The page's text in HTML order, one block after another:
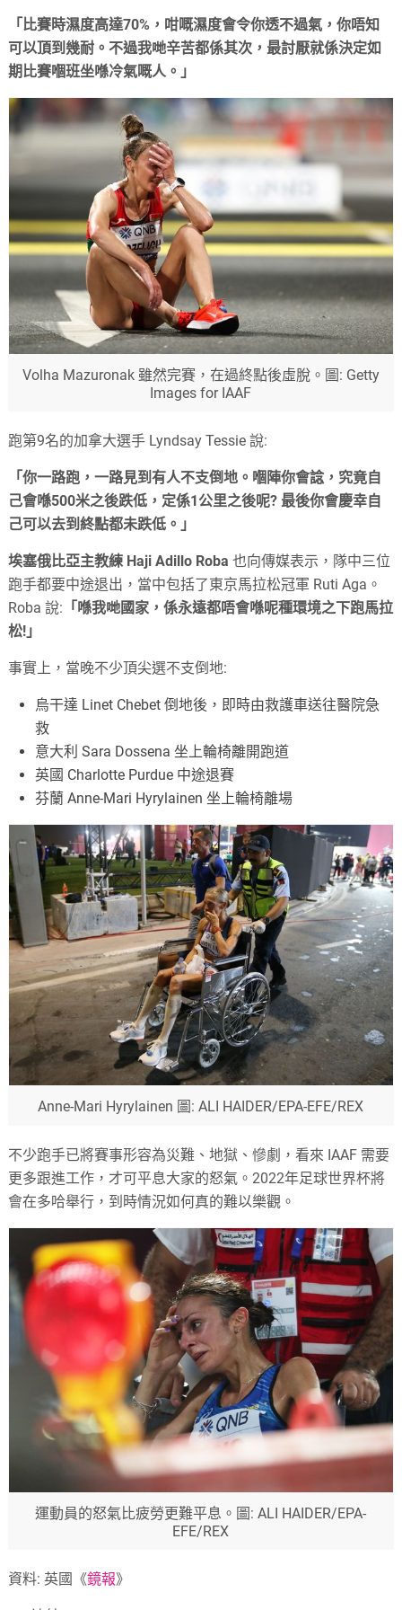
「比賽時濕度高達70%，咁嘅濕度會令你透不過氣，你唔知
可以頂到幾耐。不過我哋辛苦都係其次，最討厭就係決定如
期比賽嗰班坐喺冷氣嘅人。」
Volha Mazuronak 雖然完賽，在過終點後虛脫。圖: Getty
Images for IAAF
跑第9名的加拿大選手 Lyndsay Tessie 說:
「你一路跑，一路見到有人不支倒地。嗰陣你會諗，究竟自
己會喺500米之後跌低，定係1公里之後呢? 最後你會慶幸自
己可以去到終點都未跌低。」
埃塞俄比亞主教練 Haji Adillo Roba也向傳媒表示，隊中三位
跑手都要中途退出，當中包括了東京馬拉松冠軍 Ruti Aga。
Roba 說: 「喺我哋國家，係永遠都唔會喺呢種環境之下跑馬拉
松!」
事實上，當晚不少頂尖選不支倒地:
烏干達 Linet Chebet 倒地後，即時由救護車送往醫院急
救
意大利 Sara Dossena 坐上輪椅離開跑道
英國 Charlotte Purdue 中途退賽
芬蘭 Anne-Mari Hyrylainen 坐上輪椅離場
Anne-Mari Hyrylainen 圖: ALI HAIDER/EPA-EFE/REX
不少跑手已將賽事形容為災難、地獄、慘劇，看來 IAAF 需要
更多跟進工作，才可平息大家的怒氣。2022年足球世界杯將
會在多哈舉行，到時情況如何真的難以樂觀。
運動員的怒氣比疲勞更難平息。圖: ALI HAIDER/EPA-
EFE/REX
資料: 英國《鏡報》